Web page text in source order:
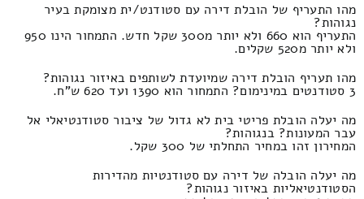
מהו התעריף של הובלת דירה עם סטודנט/ית מצומקת בעיר
נגוהות?
התעריף הוא 660 ולא יותר מ300 שקל חדש. התמחור הינו 950
ולא יותר מ520 שקלים.
מהו תעריף הובלת דירה שמיועדת לשותפים באיזור נגוהות?
3 סטודנטים במינימום? התמחור הוא 1390 ועד 620 ש"ח.
מה יעלה הובלת פריטי בית לא גדול של ציבור סטודנטיאלי אל
עבר המעונות? בנגוהות?
המחירון זהו במחיר התחלתי של 300 שקל.
מה יעלה הובלה של דירה עם סטודנטיות מהדירות
הסטודנטיאליות באיזור נגוהות?